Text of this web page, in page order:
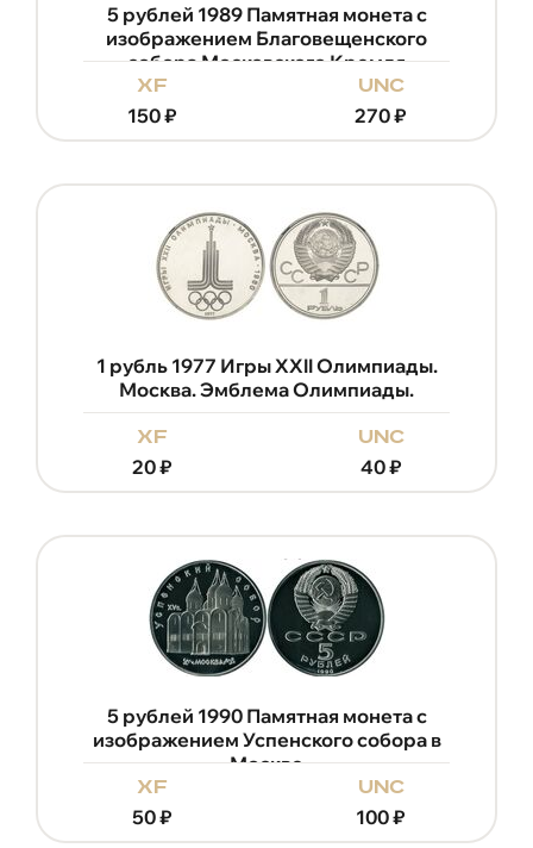
5 рублей 1989 Памятная монета с
изображением Благовещенского
собора Московского Кремля
xf
150₽
unc
270₽
1 рубль 1977 Игры XXII Олимпиады.
Москва. Эмблема Олимпиады.
xf
20₽
unc
40₽
5 рублей 1990 Памятная монета с
изображением Успенского собора в
Москве
xf
50₽
unc
100₽